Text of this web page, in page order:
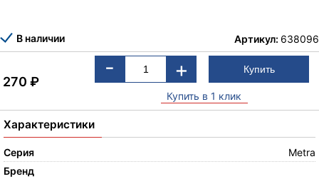
В наличии Артикул: 638096
270₽
- +
Купить в 1 клик
Характеристики
Серия
Metra
Бренд